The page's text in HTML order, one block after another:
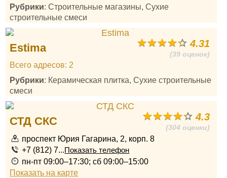
Рубрики: Строительные магазины, Сухие
строительные смеси
4.31
(39 оценок)
Estima
Всего адресов: 2
Рубрики: Керамическая плитка, Сухие строительные
смеси
4.3
(304 оценки)
СТД СКС
проспект Юрия Гагарина, 2, корп. 8
+7 (812) 7...Показать телефон
пн-пт 09:00–17:30; сб 09:00–15:00
Показать на карте